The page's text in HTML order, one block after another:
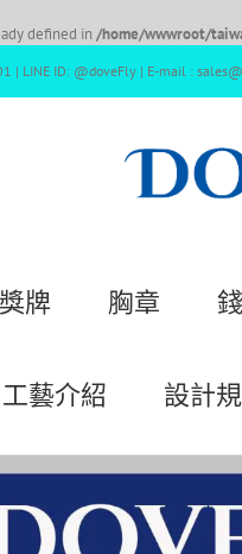
defined in /home/wwwroot/
| LINE ID: @doveFly | E-mail :
獎牌 胸章
工藝介紹 設計